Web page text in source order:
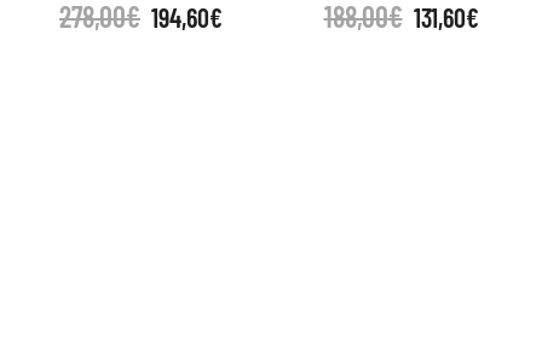
278,00€ 194,60€ 188,00€ 131,60€